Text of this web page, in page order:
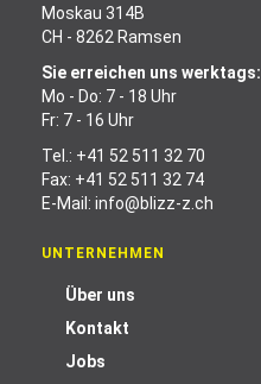
Moskau 314B
CH - 8262 Ramsen
Sie erreichen uns werktags:
Mo - Do: 7 - 18 Uhr
Fr: 7 - 16 Uhr
Tel.: +41 52 511 32 70
Fax: +41 52 511 32 74
E-Mail: info@blizz-z.ch
UNTERNEHMEN
Über uns
Kontakt
Jobs